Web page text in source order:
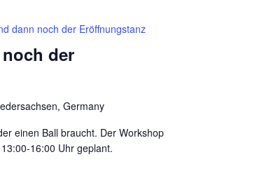
der
dann noch der Eröffnungstanz
Germany
einen Ball braucht. Der Workshop
16:00 Uhr geplant.